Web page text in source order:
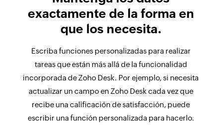
exactamente de la forma en
que los necesita.
Escriba funciones personalizadas para realizar
tareas que están más allá de la funcionalidad
incorporada de Zoho Desk. Por ejemplo, si necesita
actualizar un campo en Zoho Desk cada vez que
recibe una calificación de satisfacción, puede
escribir una función personalizada para hacerlo.